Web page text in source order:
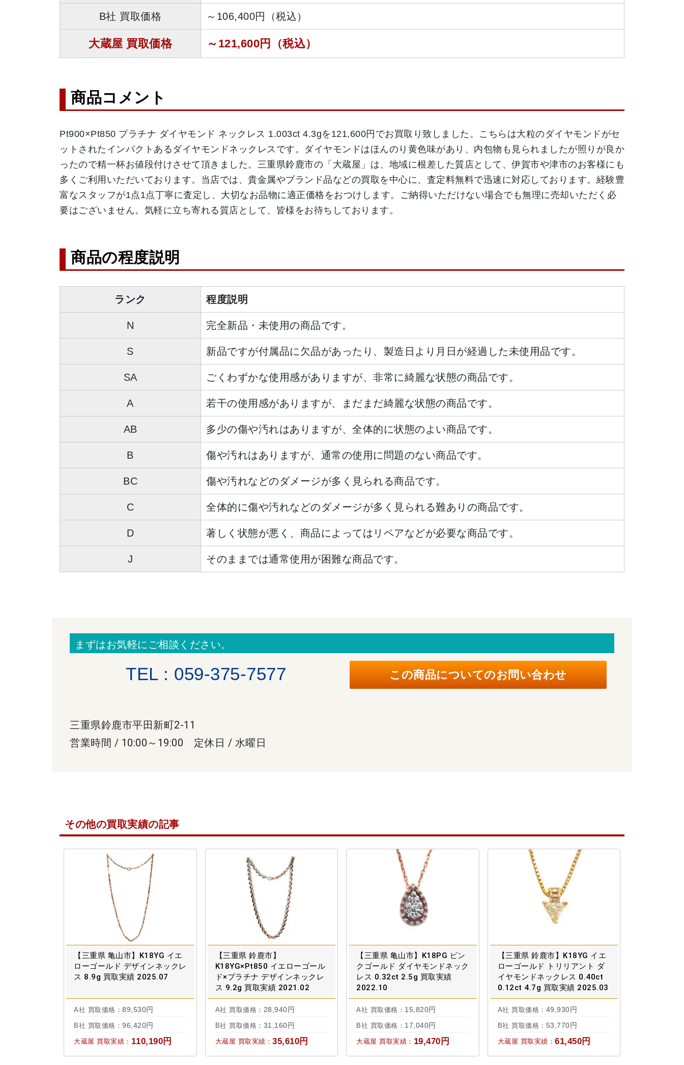
B社 買取価格 ～106,400円（税込）
大蔵屋 買取価格 ～121,600円（税込）
商品コメント
Pt900×Pt850 プラチナ ダイヤモンド ネックレス 1.003ct 4.3gを121,600円でお買取り致しました。こちらは大粒のダイヤモンドがセ
ットされたインパクトあるダイヤモンドネックレスです。ダイヤモンドはほんのり黄色味があり、内包物も見られましたが照りが良か
ったので精一杯お値段付けさせて頂きました。三重県鈴鹿市の「大蔵屋」は、地域に根差した質店として、伊賀市や津市のお客様にも
多くご利用いただいております。当店では、貴金属やブランド品などの買取を中心に、査定料無料で迅速に対応しております。経験豊
富なスタッフが1点1点丁寧に査定し、大切なお品物に適正価格をおつけします。ご納得いただけない場合でも無理に売却いただく必
要はございません。気軽に立ち寄れる質店として、皆様をお待ちしております。
商品の程度説明
ランク 程度説明
N 完全新品・未使用の商品です。
S 新品ですが付属品に欠品があったり、製造日より月日が経過した未使用品です。
SA ごくわずかな使用感がありますが、非常に綺麗な状態の商品です。
A 若干の使用感がありますが、まだまだ綺麗な状態の商品です。
AB 多少の傷や汚れはありますが、全体的に状態のよい商品です。
B 傷や汚れはありますが、通常の使用に問題のない商品です。
BC 傷や汚れなどのダメージが多く見られる商品です。
C 全体的に傷や汚れなどのダメージが多く見られる難ありの商品です。
D 著しく状態が悪く、商品によってはリペアなどが必要な商品です。
J そのままでは通常使用が困難な商品です。
まずはお気軽にご相談ください。
TEL : 059-375-7577 この商品についてのお問い合わせ
三重県鈴鹿市平田新町2-11
営業時間 / 10:00～19:00 定休日 / 水曜日
その他の買取実績の記事
【三重県 亀山市】K18YG イエ
ローゴールド デザインネックレ
ス 8.9g 買取実績 2025.07
A社 買取価格： 89,530円
B社 買取価格： 96,420円
大蔵屋 買取実績： 110,190円
【三重県 鈴鹿市】
K18YG×Pt850 イエローゴール
ド×プラチナ デザインネックレ
ス 9.2g 買取実績 2021.02
A社 買取価格： 28,940円
B社 買取価格： 31,160円
大蔵屋 買取実績： 35,610円
【三重県 亀山市】K18PG ピン
クゴールド ダイヤモンドネック
レス 0.32ct 2.5g 買取実績
2022.10
A社 買取価格： 15,820円
B社 買取価格： 17,040円
大蔵屋 買取実績： 19,470円
【三重県 鈴鹿市】K18YG イエ
ローゴールド トリリアント ダ
イヤモンドネックレス 0.40ct
0.12ct 4.7g 買取実績 2025.03
A社 買取価格： 49,930円
B社 買取価格： 53,770円
大蔵屋 買取実績： 61,450円